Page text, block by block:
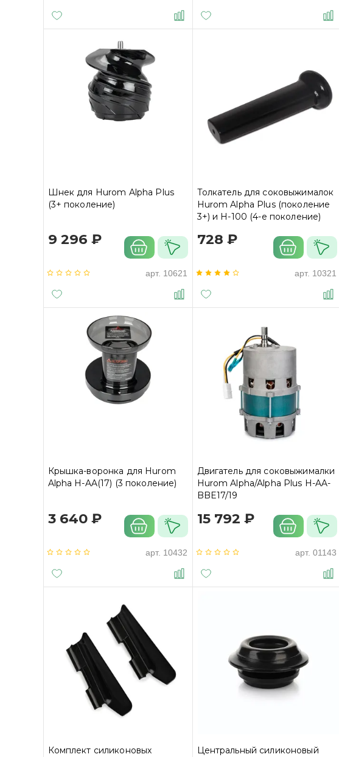
Шнек для Hurom Alpha Plus
(3+ поколение)
9 296 ₽
арт. 10621
Толкатель для соковыжималок
Hurom Alpha Plus (поколение
3+) и H-100 (4-е поколение)
728 ₽
арт. 10321
Крышка-воронка для Hurom
Alpha H-AA(17) (3 поколение)
3 640 ₽
арт. 10432
Двигатель для соковыжималки
Hurom Alpha/Alpha Plus H-AA-
BBE17/19
15 792 ₽
арт. 01143
Комплект силиконовых
Центральный силиконовый